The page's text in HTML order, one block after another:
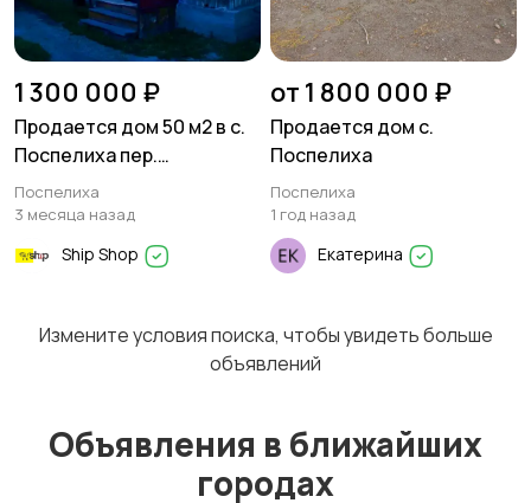
1 300 000 ₽
Продается дом 50 м2 в с.
Поспелиха пер.
Барнаульский , на 10
сотках земли
Поспелиха
3 месяца назад
Ship Shop
от 1 800 000 ₽
Продается дом с.
Поспелиха
Поспелиха
1 год назад
Екатерина
Измените условия поиска, чтобы увидеть больше
объявлений
Объявления в ближайших
городах